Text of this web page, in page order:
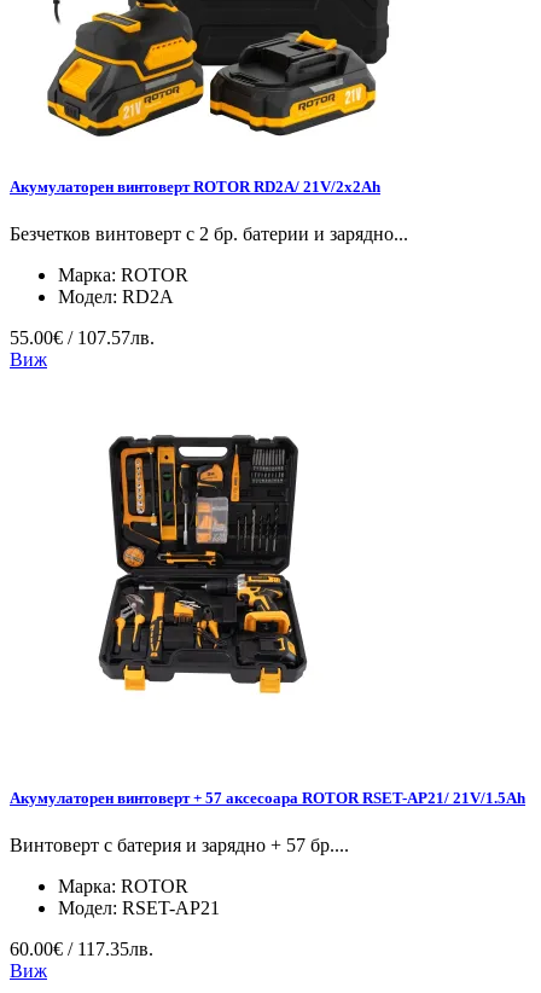
Акумулаторен винтоверт ROTOR RD2A/ 21V/2х2Ah
Безчетков винтоверт с 2 бр. батерии и зарядно...
Марка: ROTOR
Модел: RD2A
55.00€ / 107.57лв.
Виж
Акумулаторен винтоверт + 57 аксесоарa ROTOR RSET-AP21/ 21V/1.5Ah
Винтоверт с батерия и зарядно + 57 бр....
Марка: ROTOR
Модел: RSET-AP21
60.00€ / 117.35лв.
Виж